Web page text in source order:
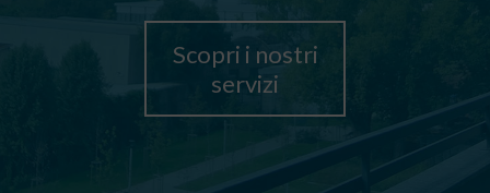
Scopri i nostri
servizi